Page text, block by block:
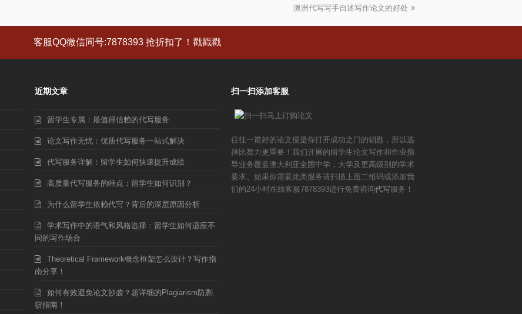
下
章:
澳洲代写写手自述写作论文的好处
客服QQ微信同号:7878393 抢折扣了！戳戳戳
近期文章
留学生专属：最值得信赖的代写服务
论文写作无忧：优质代写服务一站式解决
代写服务详解：留学生如何快速提升成绩
高质量代写服务的特点：留学生如何识别？
为什么留学生依赖代写？背后的深层原因分析
学术写作中的语气和风格选择：留学生如何适应不
同的写作场合
Theoretical Framework概念框架怎么设计？写作指
南分享！
如何有效避免论文抄袭？超详细的Plagiarism防剽
窃指南！
扫一扫添加客服
往往一篇好的论文便是你打开成功之门的钥匙，所以选
择比努力更重要！我们开展的留学生论文写作和作业指
导业务覆盖澳大利亚全国中学，大学及更高级别的学术
要求。如果你需要此类服务请扫描上面二维码或添加我
们的24小时在线客服7878393进行免费咨询代写服务！